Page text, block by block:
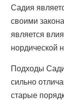
Садия
своими
является
нордической
Подходы
сильно
старые